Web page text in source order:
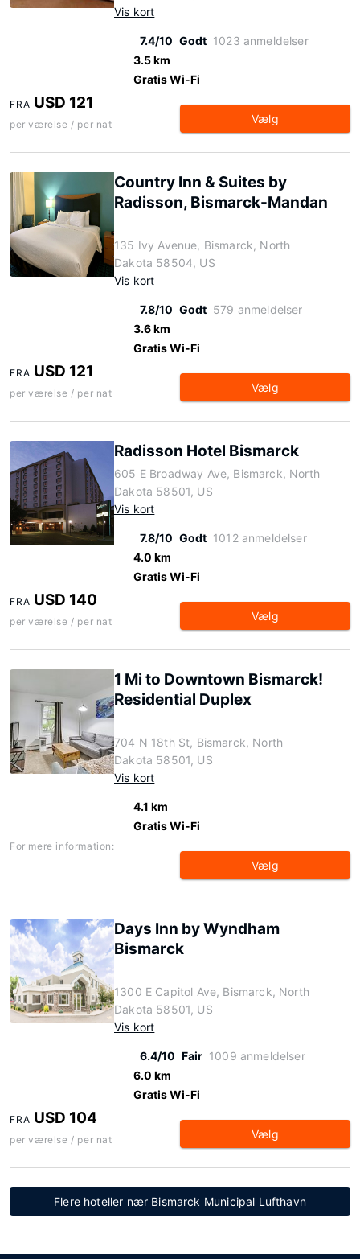
Vis kort
7.4/10 Godt 1023 anmeldelser
3.5 km
Gratis Wi-Fi
FRA USD 121
per værelse / per nat Vælg
Country Inn & Suites by
Radisson, Bismarck-Mandan
135 Ivy Avenue, Bismarck, North
Dakota 58504, US
Vis kort
7.8/10 Godt 579 anmeldelser
3.6 km
Gratis Wi-Fi
FRA USD 121
per værelse / per nat Vælg
Radisson Hotel Bismarck
605 E Broadway Ave, Bismarck, North
Dakota 58501, US
Vis kort
7.8/10 Godt 1012 anmeldelser
4.0 km
Gratis Wi-Fi
FRA USD 140
per værelse / per nat Vælg
1 Mi to Downtown Bismarck!
Residential Duplex
704 N 18th St, Bismarck, North
Dakota 58501, US
Vis kort
4.1 km
Gratis Wi-Fi
For mere information:
Vælg
Days Inn by Wyndham
Bismarck
1300 E Capitol Ave, Bismarck, North
Dakota 58501, US
Vis kort
6.4/10 Fair 1009 anmeldelser
6.0 km
Gratis Wi-Fi
FRA USD 104
per værelse / per nat Vælg
Flere hoteller nær Bismarck Municipal Lufthavn